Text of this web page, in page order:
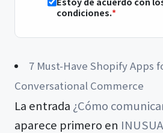
condiciones.
7 Must-Have Shopify Apps
Conversational Commerce
La entrada ¿Cómo
aparece primero en